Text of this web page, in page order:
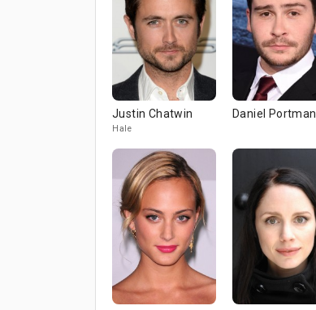
Justin Chatwin
Hale
Daniel Portman